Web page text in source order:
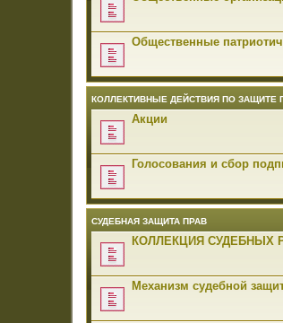
Общественные
КОЛЛЕКТИВНЫЕ ДЕЙСТВИЯ ПО ЗАЩИТЕ
Акции
Голосования и сбор
СУДЕБНАЯ ЗАЩИТА ПРАВ
КОЛЛЕКЦИЯ СУДЕБНЫХ
Механизм судебной